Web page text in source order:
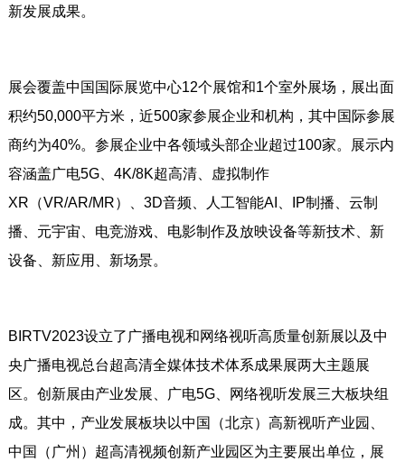
新发展成果。
展会覆盖中国国际展览中心12个展馆和1个室外展场，展出面
积约50,000平方米，近500家参展企业和机构，其中国际参展
商约为40%。参展企业中各领域头部企业超过100家。展示内
容涵盖广电5G、4K/8K超高清、虚拟制作
XR（VR/AR/MR）、3D音频、人工智能AI、IP制播、云制
播、元宇宙、电竞游戏、电影制作及放映设备等新技术、新
设备、新应用、新场景。
BIRTV2023设立了广播电视和网络视听高质量创新展以及中
央广播电视总台超高清全媒体技术体系成果展两大主题展
区。创新展由产业发展、广电5G、网络视听发展三大板块组
成。其中，产业发展板块以中国（北京）高新视听产业园、
中国（广州）超高清视频创新产业园区为主要展出单位，展